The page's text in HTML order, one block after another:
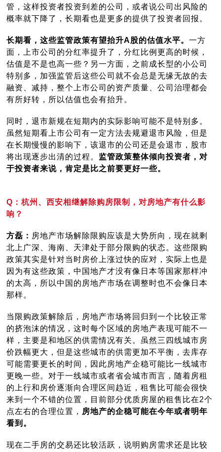
管，这样投资者投资到差的公司，或者说公司出风险的
概率就下降了，长期看也是更多的提供了投资者回报。
长期看，这些监管政策有望抬升A股的估值水平。一方
面，上市公司的分红率提升了，分红比例更高的时候，
估值是不是也高一些？另一方面，之前成长型的小公司
特别多，加强监管后这些公司就不会总是无缘无故的去
融资、减持，整个上市公司的资产质量、公司治理都会
有所好转，所以估值也会有抬升。
同时，退市新规在短期内的实际影响可能不是特别多。
虽然短期看上市公司有一定方法去规避退市风险，但是
在长期慢慢的影响下，该退市的公司还是会退市，股市
将出现逐步出清的过程。 监管政策整体倾向投资者，对
于投资者来说，肯定是比之前要更好一些。
Q：杭州、西安相继解除购房限制，对房地产有什么影
响？
方磊： 房地产市场解除限购应该是大势所向，现在就剩
北上广深、海南、天津处于部分限购的状态。这些限购
政策其实是针对当时房价上涨过快的应对，实际上也是
因为有这些政策，中国地产才没有像日本等国家那样冲
的太高，所以中国的房地产市场在调整时也不会像日本
那样。
当限购政策解除后，房地产市场将回归到一个比较正常
的挤泡沫的情况，这时每个区域的房地产表现可能不一
样，主要是和地区的供需情况有关。虽然三四线城市房
价跌幅更大，但是这些城市的供需更加不平衡，去库存
可能需要更长的时间，因此房地产企稳可能比一线城市
更晚一些。对于一线城市或者省会城市而言，随着房租
的上行和房价逐渐向合理区间趋近，租售比可能会很快
来到一个不错的位置，目前部分优质房屋的租售比在2个
点左右的合理位置， 房地产的企稳可能在今年或者明年
看到。
现在二手房的交易还比较活跃，说明购房需求还是比较